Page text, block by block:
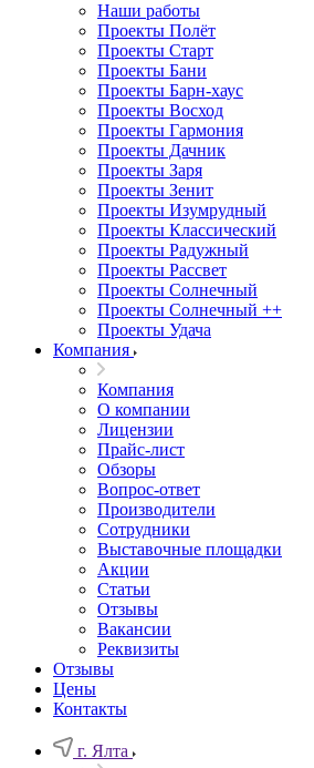
Наши работы
Проекты Полёт
Проекты Старт
Проекты Бани
Проекты Барн-хаус
Проекты Восход
Проекты Гармония
Проекты Дачник
Проекты Заря
Проекты Зенит
Проекты Изумрудный
Проекты Классический
Проекты Радужный
Проекты Рассвет
Проекты Солнечный
Проекты Солнечный ++
Проекты Удача
Компания
Компания
О компании
Лицензии
Прайс-лист
Обзоры
Вопрос-ответ
Производители
Сотрудники
Выставочные площадки
Акции
Статьи
Отзывы
Вакансии
Реквизиты
Отзывы
Цены
Контакты
г. Ялта